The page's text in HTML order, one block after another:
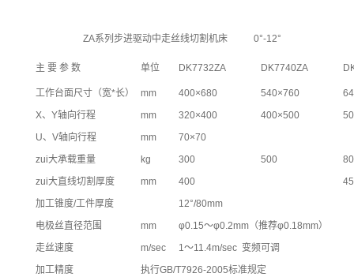
ZA系列步进驱动中走丝线切割机床 0°-12°
主 要 参 数 单位 DK7732ZA DK7740ZA
工作台面尺寸（宽*长） mm 400×680 540×760
X、Y轴向行程
mm 320×400 400×500
U、V轴向行程
mm
70×70
zui大承载重量
kg 300 500
zui大直线切割厚度
mm 400
加工锥度/工件厚度
12°/80mm
电极丝直径范围
mm
φ0.15～φ0.2mm（推荐φ0.18mm）
走丝速度
m/sec
1～11.4m/sec 变频可调
加工精度
执行GB/T7926-2005标准规定